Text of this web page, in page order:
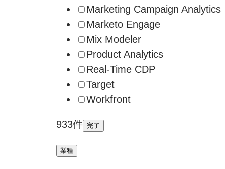
Marketing Campaign Analytics
Marketo Engage
Mix Modeler
Product Analytics
Real-Time CDP
Target
Workfront
933件 完了
業種